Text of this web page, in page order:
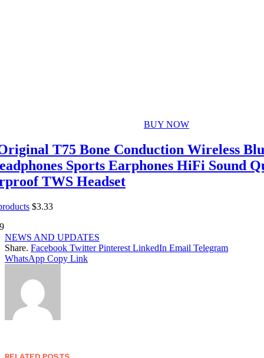
BUY NOW
T75 Bone Conduction Wireless
Sports Earphones HiFi Sound
TWS Headset
$3.33
NEWS AND UPDATES
Share. Facebook Twitter Pinterest LinkedIn Email Telegram
WhatsApp Copy Link